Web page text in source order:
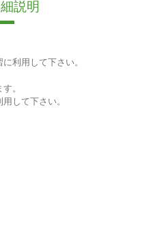
説明
利用して下さい。
。
して下さい。